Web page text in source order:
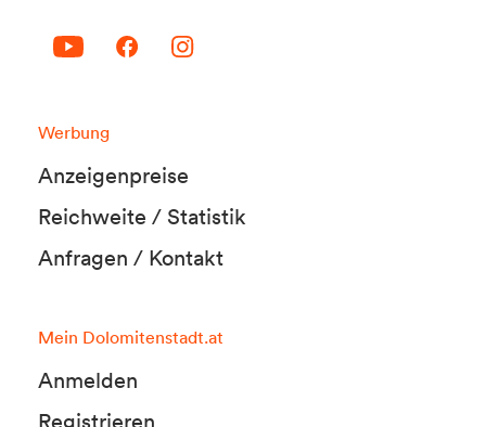
Werbung
Anzeigenpreise
Reichweite / Statistik
Anfragen / Kontakt
Mein Dolomitenstadt.at
Anmelden
Registrieren